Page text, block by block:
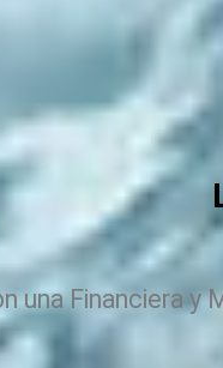
una Financiera